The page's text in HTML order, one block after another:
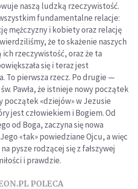
naszą ludzką rzeczywistość.
fundamentalne relacje:
mężczyzny i kobiety oraz relację
że to skażenie naszych
rzeczywistość, oraz że ta
się i teraz jest
To pierwsza rzecz. Po drugie —
Pawła, że istnieje nowy początek
początek «dziejów» w Jezusie
jest człowiekiem i Bogiem. Od
od Boga, zaczyna się nowa
«tak» powiedziane Ojcu, a więc
pysze rodzącej się z fałszywej
i prawdzie.
POLECA